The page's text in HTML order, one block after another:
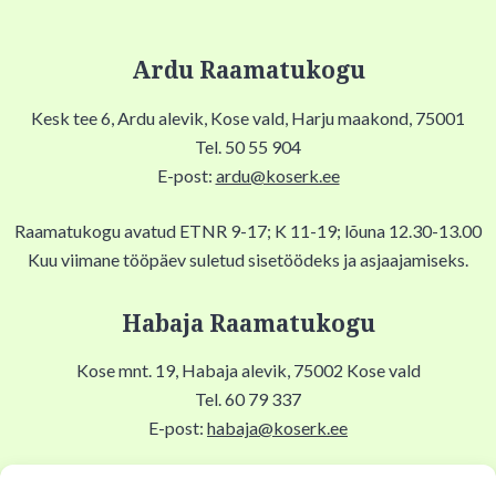
Ardu Raamatukogu
Kesk tee 6, Ardu alevik, Kose vald, Harju maakond, 75001
Tel. 50 55 904
E-post: ardu@koserk.ee
Raamatukogu avatud ETNR 9-17; K 11-19; lõuna 12.30-13.00
Kuu viimane tööpäev suletud sisetöödeks ja asjaajamiseks.
Habaja Raamatukogu
Kose mnt. 19, Habaja alevik, 75002 Kose vald
Tel. 60 79 337
E-post: habaja@koserk.ee